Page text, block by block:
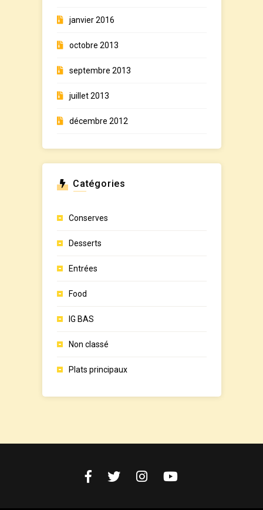
janvier 2016
octobre 2013
septembre 2013
juillet 2013
décembre 2012
Catégories
Conserves
Desserts
Entrées
Food
IG BAS
Non classé
Plats principaux